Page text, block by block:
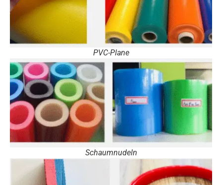
PVC-Plane
Schaumnudeln